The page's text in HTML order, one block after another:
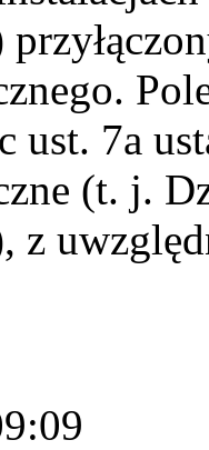
ust. 7a
(t. j.
z